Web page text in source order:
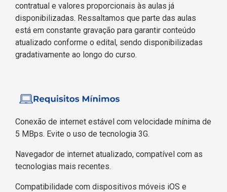
contratual e valores proporcionais às aulas já
disponibilizadas. Ressaltamos que parte das aulas
está em constante gravação para garantir conteúdo
atualizado conforme o edital, sendo disponibilizadas
gradativamente ao longo do curso.
Conexão de internet estável com velocidade mínima de
5 MBps. Evite o uso de tecnologia 3G.
Navegador de internet atualizado, compatível com as
tecnologias mais recentes.
Compatibilidade com dispositivos móveis iOS e